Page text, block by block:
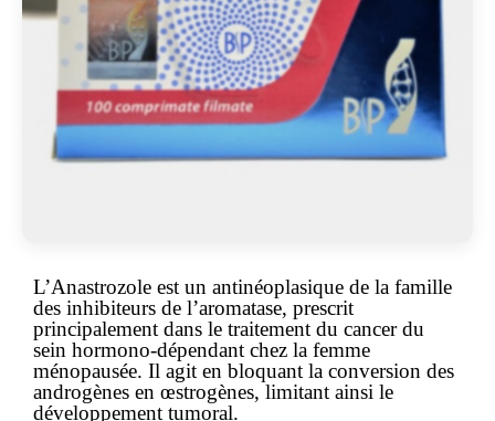
L’Anastrozole est un antinéoplasique de la famille
des inhibiteurs de l’aromatase, prescrit
principalement dans le traitement du cancer du
sein hormono-dépendant chez la femme
ménopausée. Il agit en bloquant la conversion des
androgènes en œstrogènes, limitant ainsi le
développement tumoral.